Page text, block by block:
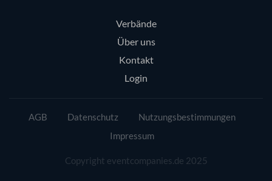
Verbände
Über uns
Kontakt
Login
AGB Datenschutz
Nutzungsbestimmungen
Impressum
Copyright eventcompanies.de 2025